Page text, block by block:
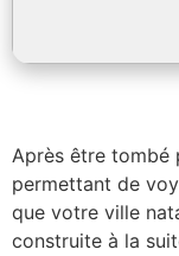
Après être tombé
permettant de
que votre ville
construite à la